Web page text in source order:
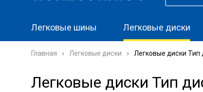
Легковые шины Легковые диски
Главная Легковые диски Легковые диски Тип
Легковые диски Тип